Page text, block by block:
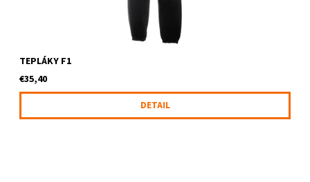
TEPLÁKY F1
€35,40
DETAIL